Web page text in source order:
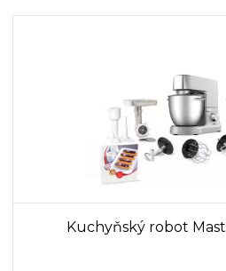
Kuchyňský robot